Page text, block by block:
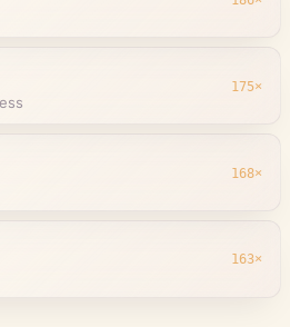
175×
168×
163×